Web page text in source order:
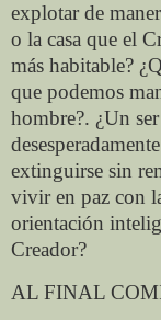
explotar de
o la casa que el
más habitable?
que podemos
hombre?. ¿Un
extinguirse sin
vivir en paz con
orientación
Creador?
AL FINAL